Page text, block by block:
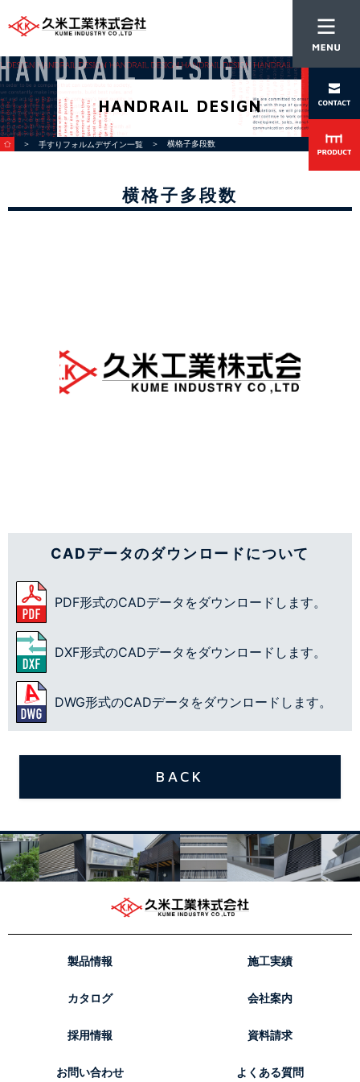
HANDRAIL DESIGN
＞ 手すりフォルムデザイン一覧 ＞ 横格子多段数
横格子多段数
CADデータのダウンロードについて
PDF形式のCADデータをダウンロードします。
DXF形式のCADデータをダウンロードします。
DWG形式のCADデータをダウンロードします。
BACK
製品情報 施工実績
カタログ 会社案内
採用情報 資料請求
お問い合わせ よくある質問